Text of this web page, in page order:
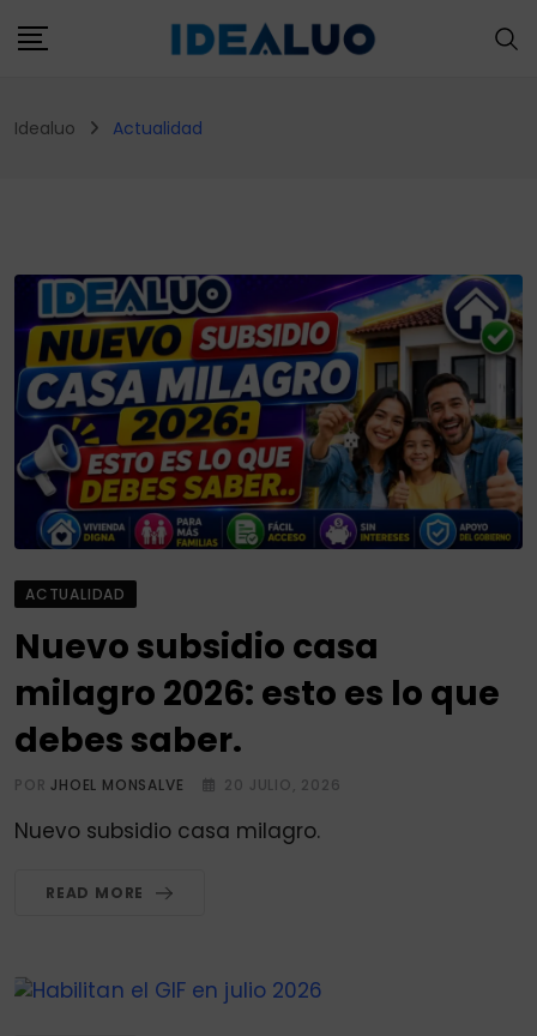
to
Idealuo Actualidad
ACTUALIDAD
Nuevo subsidio casa
milagro 2026: esto es lo que
debes saber.
PORJHOEL MONSALVE 20 JULIO, 2026
Nuevo subsidio casa milagro.
READ MORE